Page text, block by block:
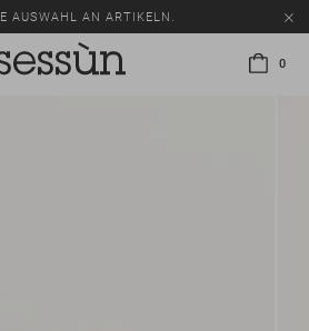
AUSWAHL AN ARTIKELN.
0